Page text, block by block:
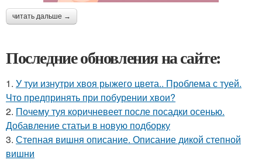
читать дальше →
Последние обновления на сайте:
1. У туи изнутри хвоя рыжего цвета.. Проблема с туей.
Что предпринять при побурении хвои?
2. Почему туя коричневеет после посадки осенью.
Добавление статьи в новую подборку
3. Степная вишня описание. Описание дикой степной
вишни